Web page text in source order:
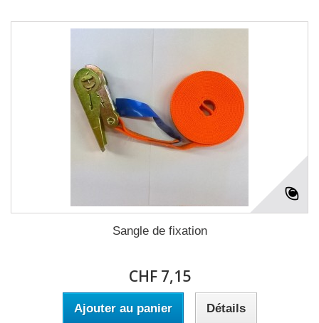
Sangle de fixation
CHF 7,15
Ajouter au panier Détails